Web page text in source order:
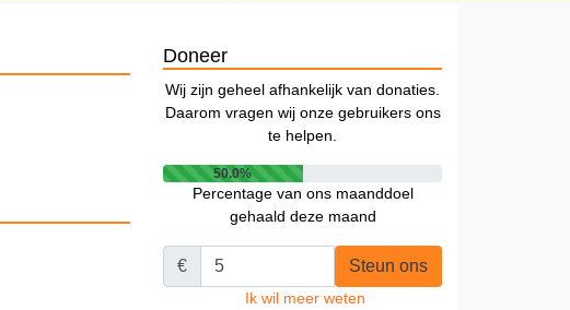
Doneer
Wij zijn geheel afhankelijk van donaties.
Daarom vragen wij onze gebruikers ons
te helpen.
50.0%
Percentage van ons maanddoel
gehaald deze maand
€ Steun ons
Ik wil meer weten